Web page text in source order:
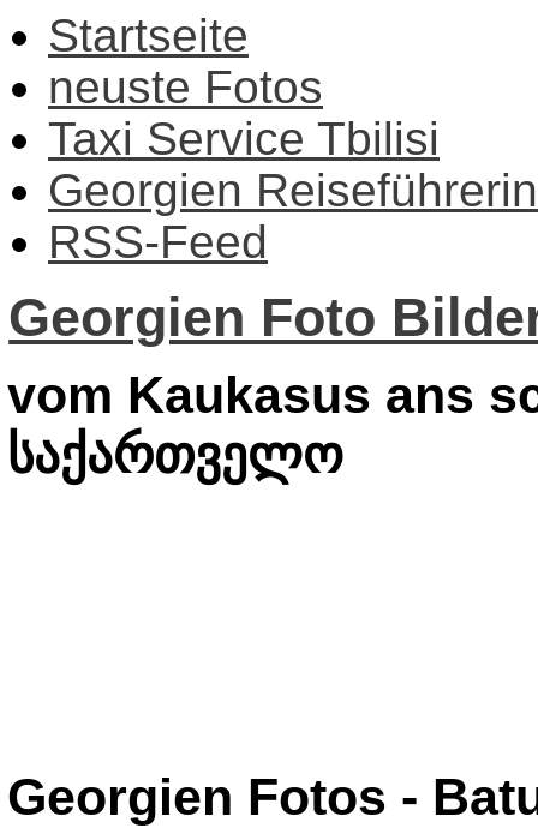
Startseite
neuste Fotos
Taxi Service Tbilisi
Georgien Reiseführerin
RSS-Feed
Georgien Foto
vom Kaukasus ans
საქართველო
Georgien Fotos -